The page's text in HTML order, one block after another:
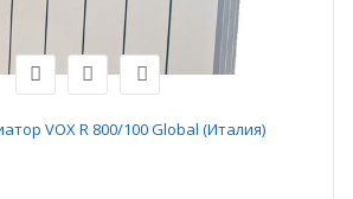
VOX R 800/100 Global (Италия)